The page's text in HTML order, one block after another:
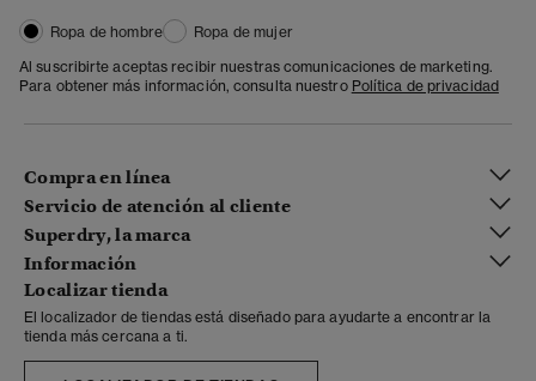
Ropa de hombre
Ropa de mujer
Al suscribirte aceptas recibir nuestras comunicaciones de marketing.
Para obtener más información, consulta nuestro Política de privacidad
Compra en línea
Servicio de atención al cliente
Superdry, la marca
Información
Localizar tienda
El localizador de tiendas está diseñado para ayudarte a encontrar la
tienda más cercana a ti.